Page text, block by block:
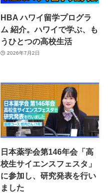
HBA ハワイ留学プログラ
ム 紹介。ハワイで学ぶ、も
うひとつの高校生活
2026年7月2日
日本薬学会第146年会「高
校生サイエンスフェスタ」
に参加し、研究発表を行い
ました